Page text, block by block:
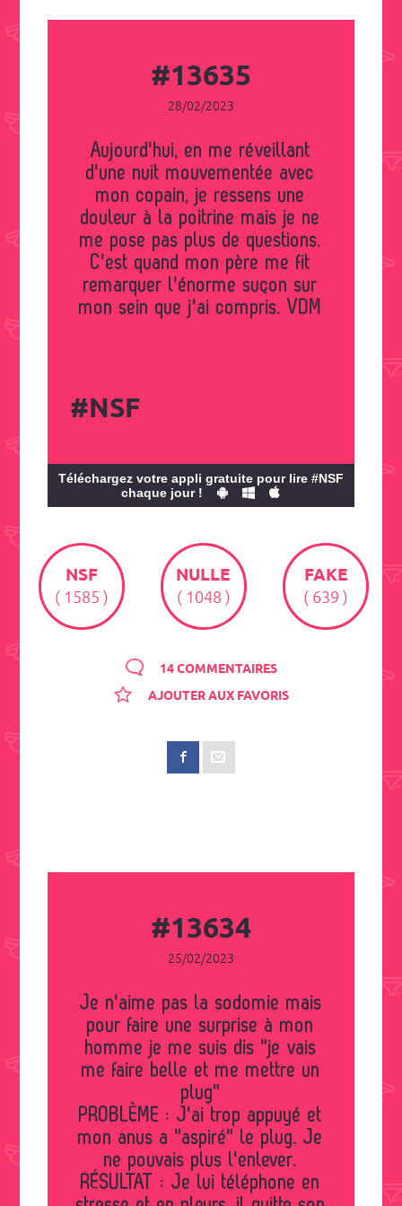
#13635
28/02/2023
Aujourd'hui, en me réveillant
d'une nuit mouvementée avec
mon copain, je ressens une
douleur à la poitrine mais je ne
me pose pas plus de questions.
C'est quand mon père me fit
remarquer l'énorme suçon sur
mon sein que j'ai compris. VDM
#NSF
Téléchargez votre appli gratuite pour lire #NSF
chaque jour !
NSF
( 1585 )
NULLE
( 1048 )
FAKE
( 639 )
14 COMMENTAIRES
AJOUTER AUX FAVORIS
#13634
25/02/2023
Je n'aime pas la sodomie mais
pour faire une surprise à mon
homme je me suis dis "je vais
me faire belle et me mettre un
plug"
PROBLÈME : J'ai trop appuyé et
mon anus a "aspiré" le plug. Je
ne pouvais plus l'enlever.
RÉSULTAT : Je lui téléphone en